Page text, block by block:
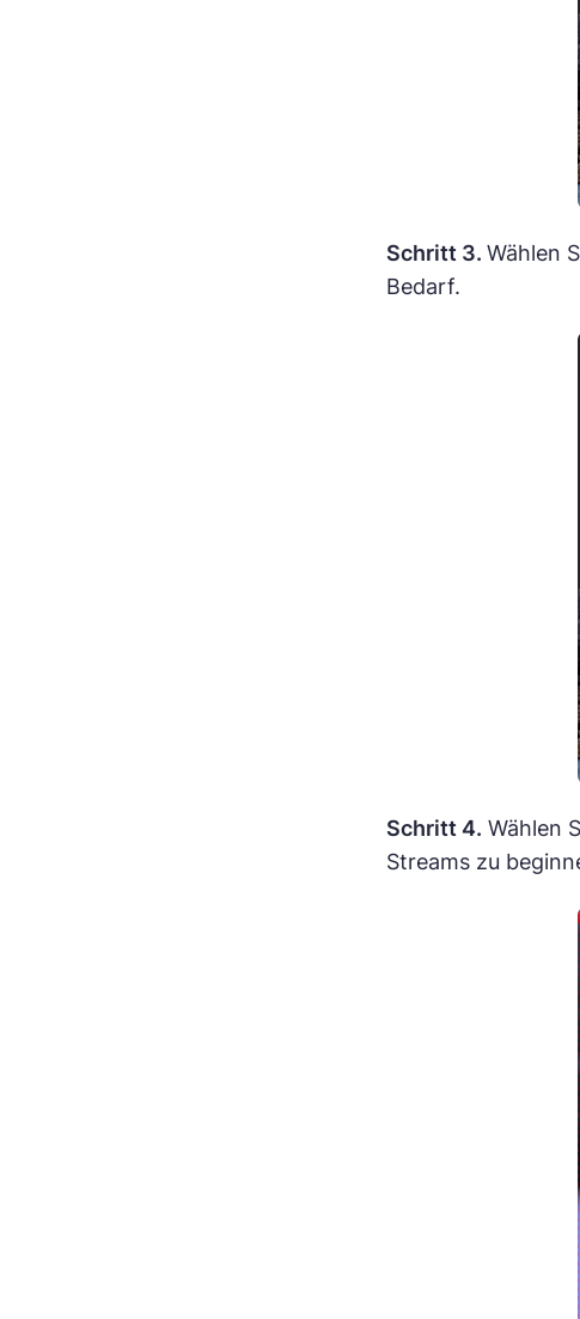
Schritt 3. Wählen
Bedarf.
Schritt 4. Wählen
Streams zu